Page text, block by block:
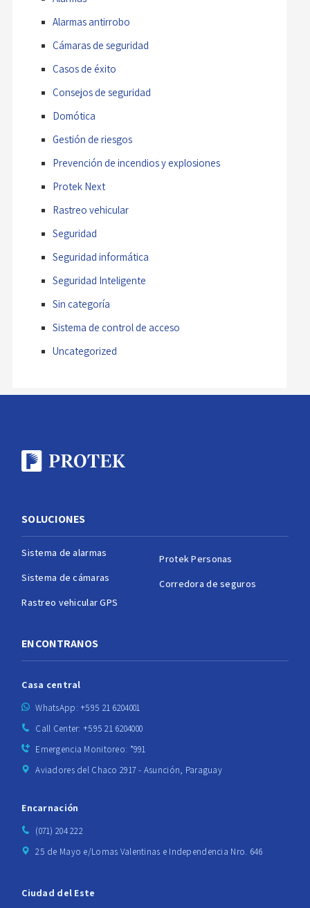
Alarmas antirrobo
Cámaras de seguridad
Casos de éxito
Consejos de seguridad
Domótica
Gestión de riesgos
Prevención de incendios y explosiones
Protek Next
Rastreo vehicular
Seguridad
Seguridad informática
Seguridad Inteligente
Sin categoría
Sistema de control de acceso
Uncategorized
SOLUCIONES
Sistema de alarmas
Sistema de cámaras
Rastreo vehicular GPS
Protek Personas
Corredora de seguros
ENCONTRANOS
Casa central
WhatsApp: +595 21 6204001
Call Center: +595 21 6204000
Emergencia Monitoreo: *991
Aviadores del Chaco 2917 - Asunción, Paraguay
Encarnación
(071) 204 222
25 de Mayo e/Lomas Valentinas e Independencia Nro. 646
Ciudad del Este